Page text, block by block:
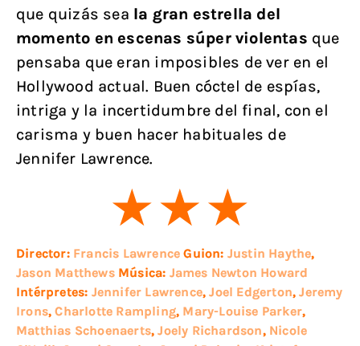
que quizás sea la gran estrella del
momento en escenas súper violentas que
pensaba que eran imposibles de ver en el
Hollywood actual. Buen cóctel de espías,
intriga y la incertidumbre del final, con el
carisma y buen hacer habituales de
Jennifer Lawrence.
Director: Francis Lawrence Guion: Justin Haythe,
Jason Matthews Música: James Newton Howard
Intérpretes: Jennifer Lawrence,Joel Edgerton,Jeremy
Irons,Charlotte Rampling, Mary-Louise Parker,
Matthias Schoenaerts,Joely Richardson, Nicole